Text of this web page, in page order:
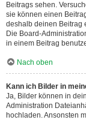
Beitrags sehen.
sie können einen
deshalb deinen Beitrag
Die Board-
in einem Beitrag
Nach oben
Kann ich Bilder in
Ja, Bilder können in
Administration
hochladen. Ansonsten